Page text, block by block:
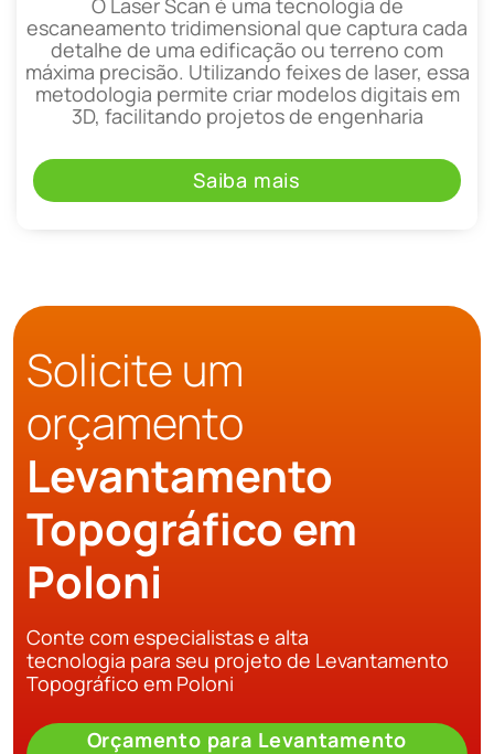
escaneamento tridimensional que captura cada
detalhe de uma edificação ou terreno com
máxima precisão. Utilizando feixes de laser, essa
metodologia permite criar modelos digitais em
3D, facilitando projetos de engenharia
Saiba mais
Solicite um
orçamento
Levantamento
Topográfico em
Poloni
Conte com especialistas e alta
tecnologia para seu projeto de Levantamento
Topográfico em Poloni
Orçamento para Levantamento